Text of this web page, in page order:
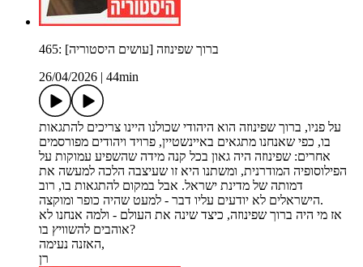
465: ברוך שפינוזה [עושים היסטוריה]
26/04/2026
44min
על פניו, ברוך שפינוזה הוא היהודי שכולנו היינו צריכים להתגאות
בו, כפי שאנחנו מתגאים באיינשטיין, פרויד ויהודים מפורסמים
אחרים: שפינוזה היה גאון בכל קנה מידה שהשפיע עמוקות על
הפילוסופיה המודרנית, ומשתנו היא זו שעיצבה הלכה למעשה את
דמותה של מדינת ישראל. אבל במקום להתגאות בו, רוב
הישראלים לא יודעים עליו דבר - למעט שהיה כופר ומוקצה.
אז מי היה ברוך שפינוזה, כיצד שינה את העולם - ולמה אנחנו לא
אוהבים להשוויץ בו?
האזנה נעימה,
רן